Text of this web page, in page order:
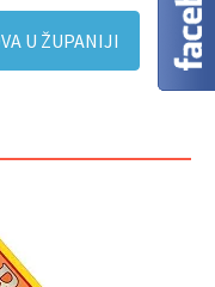
U ŽUPANIJI